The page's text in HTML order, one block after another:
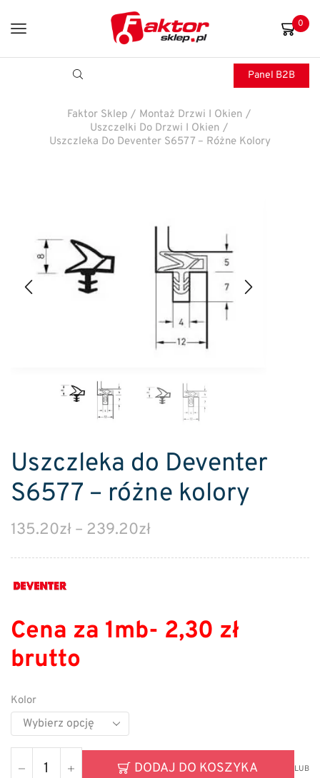
0
Panel B2B
Faktor Sklep / Montaż Drzwi I Okien /
Uszczelki Do Drzwi I Okien /
Uszczleka Do Deventer S6577 – Różne Kolory
Uszczleka do Deventer
S6577 – różne kolory
135.20zł – 239.20zł
Cena za 1mb- 2,30 zł
brutto
Kolor
DODAJ DO KOSZYKA LUB